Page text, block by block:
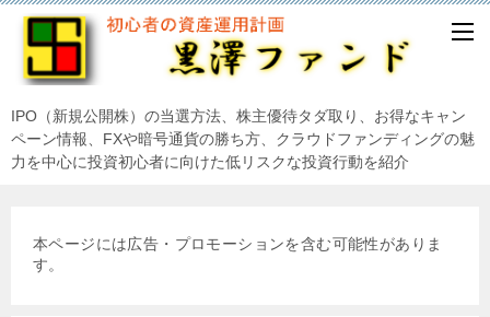
IPO（新規公開株）の当選方法、株主優待タダ取り、お得なキャン
ペーン情報、FXや暗号通貨の勝ち方、クラウドファンディングの魅
力を中心に投資初心者に向けた低リスクな投資行動を紹介
本ページには広告・プロモーションを含む可能性がありま
す。